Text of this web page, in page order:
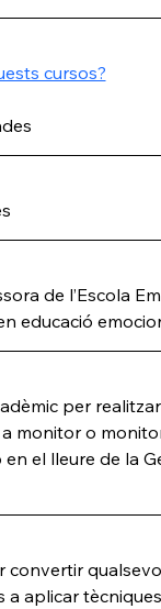
cursos?
de l’Escola
educació
per
monitor o
en el lleure de la
aplicar